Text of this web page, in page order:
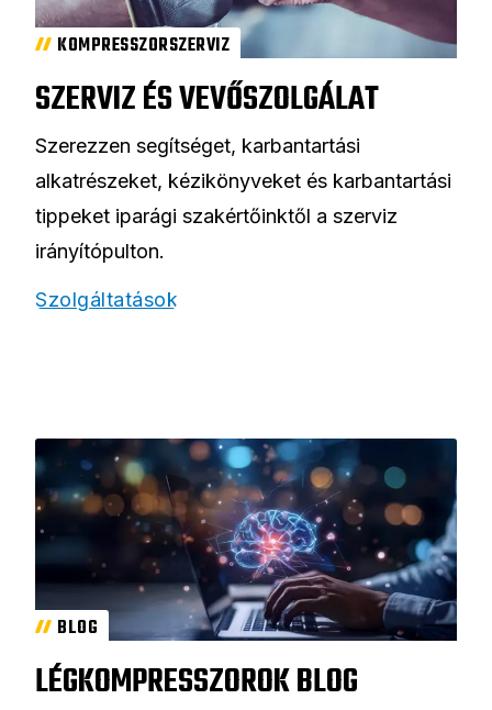
KOMPRESSZORSZERVIZ
SZERVIZ ÉS VEVŐSZOLGÁLAT
Szerezzen segítséget, karbantartási
alkatrészeket, kézikönyveket és karbantartási
tippeket iparági szakértőinktől a szerviz
irányítópulton.
Szolgáltatások
BLOG
LÉGKOMPRESSZOROK BLOG